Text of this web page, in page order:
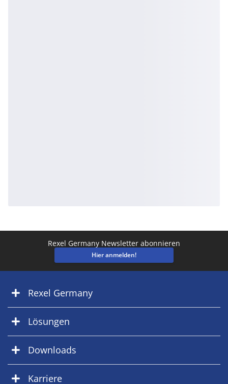
Rexel Germany Newsletter abonnieren
Hier anmelden!
Rexel Germany
Lösungen
Downloads
Karriere